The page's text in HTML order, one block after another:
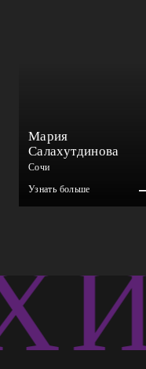
Мария
Салахутдинова
Сочи
Узнать больше